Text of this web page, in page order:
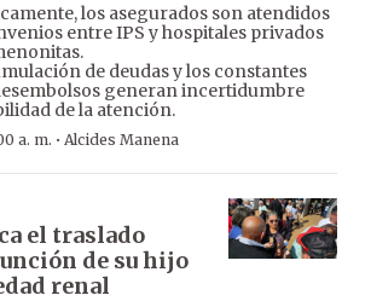
los asegurados son atendidos
entre IPS y hospitales privados
de deudas y los constantes
generan incertidumbre
de la atención.
a. m. · Alcides Manena
el traslado
de su hijo
renal